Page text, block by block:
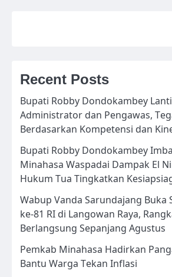
Recent Posts
Bupati Robby Dondokambey
Administrator dan Pengawas,
Berdasarkan Kompetensi dan
Bupati Robby Dondokambey
Minahasa Waspadai Dampak El
Hukum Tua Tingkatkan
Wabup Vanda Sarundajang Buka
ke-81 RI di Langowan Raya,
Berlangsung Sepanjang Agustus
Pemkab Minahasa Hadirkan
Bantu Warga Tekan Inflasi